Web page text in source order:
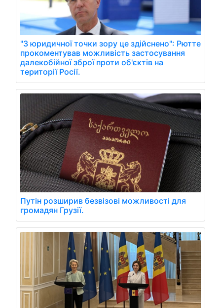
"З юридичної точки зору це здійснено": Рютте
прокоментував можливість застосування
далекобійної зброї проти об'єктів на
території Росії.
Путін розширив безвізові можливості для
громадян Грузії.